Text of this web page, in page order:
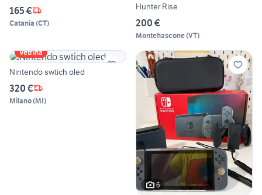
165 €
Catania (CT)
Hunter Rise
200 €
Montefiascone(VT)
Vetrina
Nintendo swtich oled
320 €
Milano(MI)
6